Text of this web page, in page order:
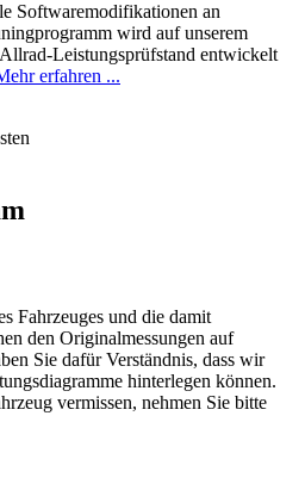
Softwaremodifikationen an
wird auf unserem
Leistungsprüfstand entwickelt
erfahren ...
Fahrzeuges und die damit
den Originalmessungen auf
Sie dafür Verständnis, dass wir
hinterlegen können.
vermissen, nehmen Sie bitte